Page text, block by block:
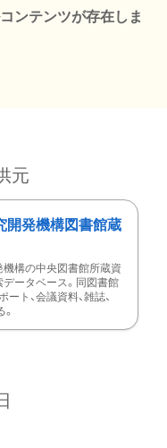
ンテンツが存在しま
元
開発機構図書館蔵
機構の中央図書館所蔵資
ータベース。同図書館
ト、会議資料、雑誌、